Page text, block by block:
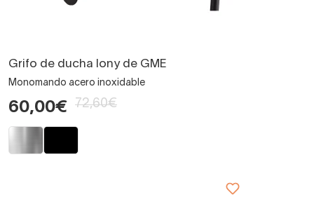
Grifo de ducha Iony de GME
Monomando acero inoxidable
60,00€ 72,60€